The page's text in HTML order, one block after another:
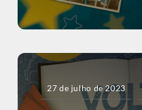
27 de julho de 2023